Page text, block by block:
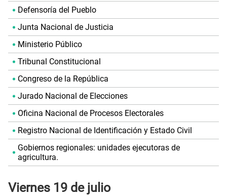
Defensoría del Pueblo
Junta Nacional de Justicia
Ministerio Público
Tribunal Constitucional
Congreso de la República
Jurado Nacional de Elecciones
Oficina Nacional de Procesos Electorales
Registro Nacional de Identificación y Estado Civil
Gobiernos regionales: unidades ejecutoras de
agricultura.
Viernes 19 de julio